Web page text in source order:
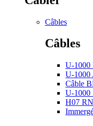
Câbles
Câbles
U-1000
U-1000
Câble
U-1000
H07